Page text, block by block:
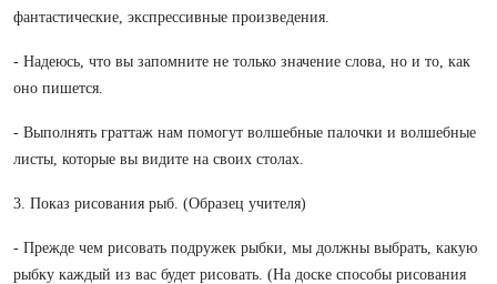
фантастические, экспрессивные произведения.
- Надеюсь, что вы запомните не только значение слова, но и то, как
оно пишется.
- Выполнять граттаж нам помогут волшебные палочки и волшебные
листы, которые вы видите на своих столах.
3. Показ рисования рыб. (Образец учителя)
- Прежде чем рисовать подружек рыбки, мы должны выбрать, какую
рыбку каждый из вас будет рисовать. (На доске способы рисования